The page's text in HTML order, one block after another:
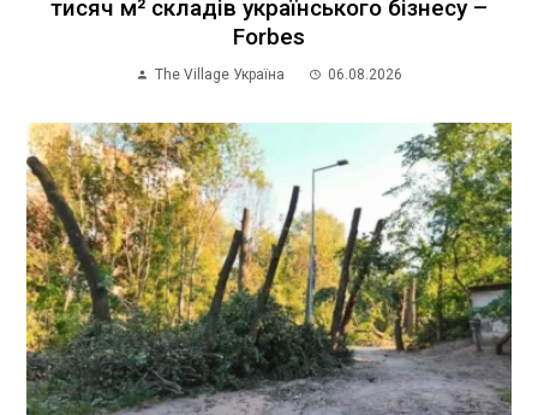
тисяч м² складів українського бізнесу –
Forbes
The Village Україна 06.08.2026